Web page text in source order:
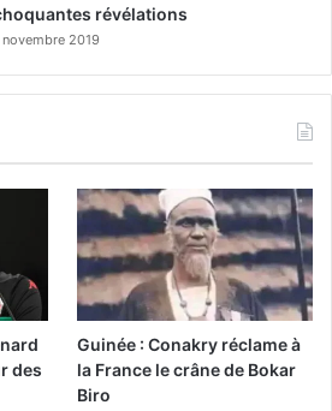
révélations
novembre 2019
des
Guinée : Conakry réclame à
la France le crâne de Bokar
Biro